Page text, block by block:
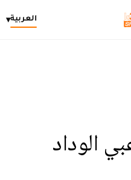
العربية▾
الوداد